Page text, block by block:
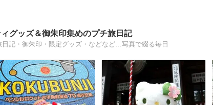
グッズ＆御朱印集めのプチ旅日記
記・御朱印・限定グッズ・などなど…写真で綴る毎日